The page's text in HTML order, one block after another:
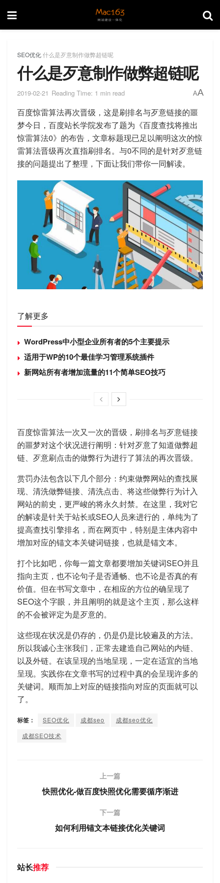
SEO优化什么是歹意制作做弊超链呢
什么是歹意制作做弊超链呢
2019-02-21 Reading Time: 1 min read AA
百度惊雷算法再次晋级，这是刷排名与歹意链接的噩
梦今日，百度站长学院发布了题为《百度查找将推出
惊雷算法0》的布告，文章标题现已足以阐明这次的惊
雷算法晋级再次直指刷排名。与0不同的是针对歹意链
接的问题提出了整理，下面让我们带你一同解读。
了解更多
WordPress中小型企业所有者的5个主要提示
适用于WP的10个最佳学习管理系统插件
新网站所有者增加流量的11个简单SEO技巧
百度惊雷算法一次又一次的晋级，刷排名与歹意链接
的噩梦对这个状况进行阐明：针对歹意了知道做弊超
链、歹意刷点击的做弊行为进行了算法的再次晋级。
赏罚办法包含以下几个部分：约束做弊网站的查找展
现、清洗做弊链接、清洗点击、将这些做弊行为计入
网站的前史，更严峻的将永久封禁。在这里，我对它
的解读是针关于站长或SEO人员来进行的，单纯为了
提高查找引擎排名，而在网页中，特别是主体内容中
增加对应的锚文本关键词链接，也就是锚文本。
打个比如吧，你每一篇文章都要增加关键词SEO并且
指向主页，也不论句子是否通畅、也不论是否真的有
价值。但在书写文章中，在相应的方位的确呈现了
SEO这个字眼，并且阐明的就是这个主页，那么这样
的不会被评定为是歹意的。
这些现在状况是仍存的，仍是仍是比较遍及的方法。
所以我诚心主张我们，正常去建造自己网站的内链、
以及外链。在该呈现的当地呈现，一定在适宜的当地
呈现。实践你在文章书写的过程中真的会呈现许多的
关键词。顺而加上对应的链接指向对应的页面就可以
了。
标签： SEO优化 成都seo
成都seo优化
成都SEO技术
上一篇
快照优化-做百度快照优化需要循序渐进
下一篇
如何利用锚文本链接优化关键词
站长推荐